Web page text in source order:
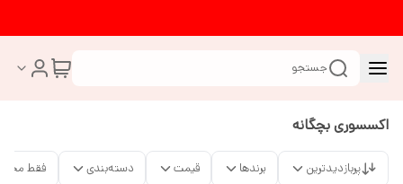
جستجو
اکسسوری بچگانه
پربازدیدترین برندها قیمت دسته‌بندی فقط